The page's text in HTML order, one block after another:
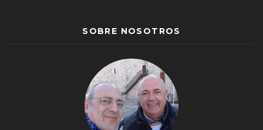
SOBRE NOSOTROS